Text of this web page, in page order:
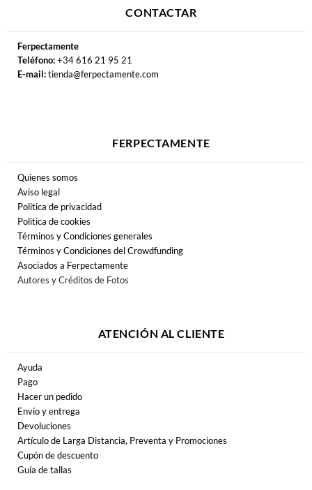
CONTACTAR
Ferpectamente
Teléfono:+34 616 21 95 21
E-mail:tienda@ferpectamente.com
FERPECTAMENTE
Quienes somos
Aviso legal
Politica de privacidad
Politica de cookies
Términos y Condiciones generales
Términos y Condiciones del Crowdfunding
Asociados a Ferpectamente
Autores y Créditos de Fotos
ATENCIÓN AL CLIENTE
Ayuda
Pago
Hacer un pedido
Envío y entrega
Devoluciones
Artículo de Larga Distancia, Preventa y Promociones
Cupón de descuento
Guía de tallas